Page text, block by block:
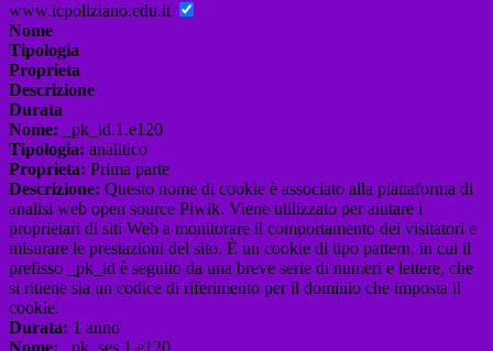
www.icpoliziano.edu.it
Nome
Tipologia
Proprieta
Descrizione
Durata
Nome: _pk_id.1.e120
Tipologia: analitico
Proprieta: Prima parte
Descrizione: Questo nome di cookie è associato alla piattaforma di
analisi web open source Piwik. Viene utilizzato per aiutare i
proprietari di siti Web a monitorare il comportamento dei visitatori e
misurare le prestazioni del sito. È un cookie di tipo pattern, in cui il
prefisso _pk_id è seguito da una breve serie di numeri e lettere, che
si ritiene sia un codice di riferimento per il dominio che imposta il
cookie.
Durata: 1 anno